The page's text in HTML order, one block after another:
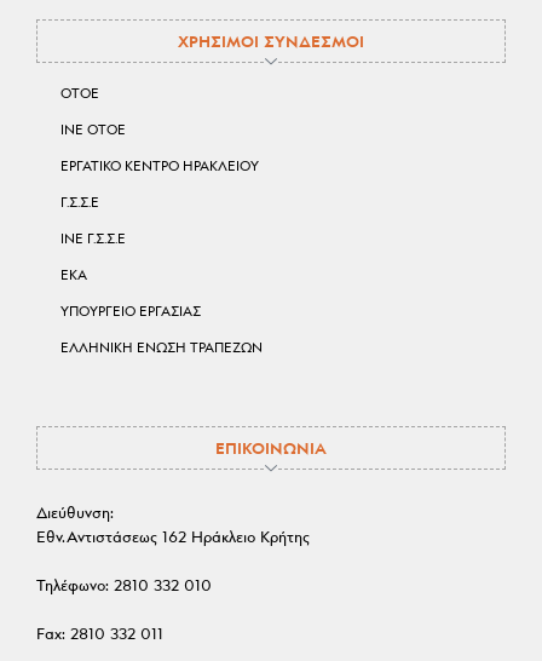
ΧΡΗΣΙΜΟΙ ΣΥΝΔΕΣΜΟΙ
ΟΤΟΕ
ΙΝΕ ΟΤΟΕ
ΕΡΓΑΤΙΚΟ ΚΕΝΤΡΟ ΗΡΑΚΛΕΙΟΥ
Γ.Σ.Σ.Ε
ΙΝΕ Γ.Σ.Σ.Ε
ΕΚΑ
ΥΠΟΥΡΓΕΙΟ ΕΡΓΑΣΙΑΣ
ΕΛΛΗΝΙΚΗ ΕΝΩΣΗ ΤΡΑΠΕΖΩΝ
ΕΠΙΚΟΙΝΩΝΙΑ
Διεύθυνση:
Εθν.Αντιστάσεως 162 Ηράκλειο Κρήτης
Τηλέφωνο: 2810 332 010
Fax: 2810 332 011